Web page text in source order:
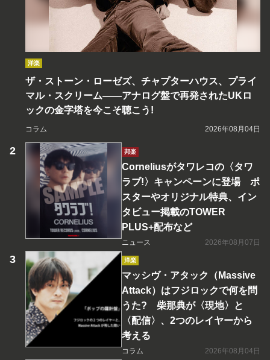
洋楽
ザ・ストーン・ローゼズ、チャプターハウス、プライ
マル・スクリーム――アナログ盤で再発されたUKロ
ックの金字塔を今こそ聴こう!
コラム 2026年08月04日
邦楽
Corneliusがタワレコの〈タワ
ラブ!〉キャンペーンに登場 ポ
スターやオリジナル特典、イン
タビュー掲載のTOWER
PLUS+配布など
ニュース 2026年08月07日
洋楽
マッシヴ・アタック（Massive
Attack）はフジロックで何を問
うた? 柴那典が〈現地〉と
〈配信〉、2つのレイヤーから
考える
コラム 2026年08月04日